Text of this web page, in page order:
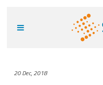
20 Dec, 2018